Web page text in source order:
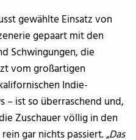
gewählte Einsatz von
gepaart mit den
Schwingungen, die
vom großartigen
Indie-
– ist so überraschend und,
Zuschauer völlig in den
gar nichts passiert. „Das